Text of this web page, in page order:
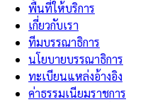
พื้นที่ให้บริการ
เกี่ยวกับเรา
ทีมบรรณาธิการ
นโยบายบรรณาธิการ
ทะเบียนแหล่งอ้างอิง
ค่าธรรมเนียมราชการ